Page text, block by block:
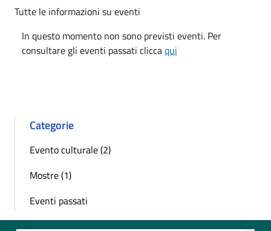
Tutte le informazioni su eventi
In questo momento non sono previsti eventi. Per
consultare gli eventi passati cliccaqui
Categorie
Evento culturale (2)
Mostre (1)
Eventi passati